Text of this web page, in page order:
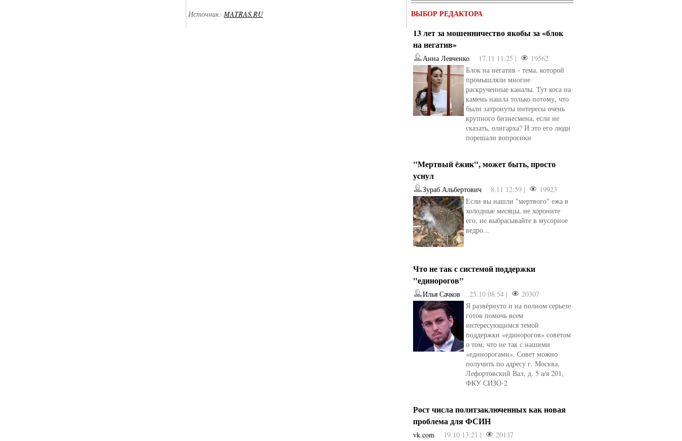
Источник:MATRAS.RU ВЫБОР РЕДАКТОРА
13 лет за мошенничество якобы за «блок
на негатив»
Анна Левченко 17.11 11:25 |
19562
Блок на негатив - тема, которой
промышляли многие
раскрученные каналы. Тут коса на
камень нашла только потому, что
были затронуты интересы очень
крупного бизнесмена, если не
сказать, олигарха? И это его люди
порешали вопросики
"Мертвый ёжик", может быть, просто
уснул
Зураб Альбертович 8.11 12:59 |
19923
Если вы нашли "мертвого" ежа в
холодные месяцы, не хороните
его, не выбрасывайте в мусорное
ведро...
Что не так с системой поддержки
"единорогов"
Илья Сачков 25.10 08:54 |
20307
Я развёрнуто и на полном серьезе
готов помочь всем
интересующимся темой
поддержки «единорогов» советом
о том, что не так с нашими
«единорогами». Совет можно
получить по адресу г. Москва,
Лефортовский Вал, д. 5 а/я 201,
ФКУ СИЗО-2
Рост числа политзаключенных как новая
проблема для ФСИН
vk.com 19.10 13:21 |
20137